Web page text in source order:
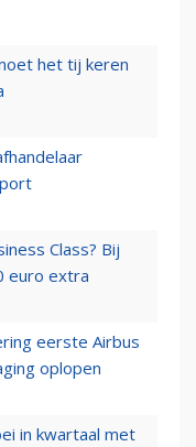
het tij keren
Class? Bij
euro extra
eerste Airbus
oplopen
in kwartaal met